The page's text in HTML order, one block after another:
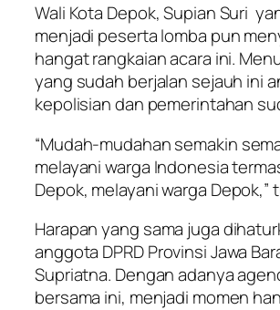
Wali Kota Depok, Supian Suri
menjadi peserta lomba pun
hangat rangkaian acara ini.
yang sudah berjalan sejauh ini
kepolisian dan pemerintahan
“Mudah-mudahan semakin
melayani warga Indonesia
Depok, melayani warga Depok,”
Harapan yang sama juga
anggota DPRD Provinsi Jawa
Supriatna. Dengan adanya
bersama ini, menjadi momen